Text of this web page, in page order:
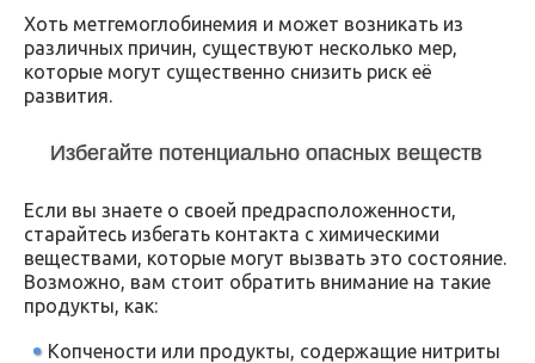
Хоть метгемоглобинемия и может возникать из
различных причин, существуют несколько мер,
которые могут существенно снизить риск её
развития.
Избегайте потенциально опасных веществ
Если вы знаете о своей предрасположенности,
старайтесь избегать контакта с химическими
веществами, которые могут вызвать это состояние.
Возможно, вам стоит обратить внимание на такие
продукты, как:
Копчености или продукты, содержащие нитриты